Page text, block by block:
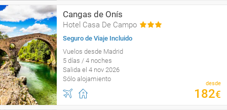
Cangas de Onís
Hotel Casa De Campo
Seguro de Viaje Incluido
Vuelos desde Madrid
5 días / 4 noches
Salida el 4 nov 2026
Sólo alojamiento
desde
182€